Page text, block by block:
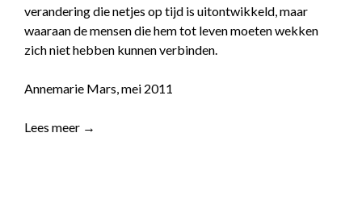
verandering die netjes op tijd is uitontwikkeld, maar
waaraan de mensen die hem tot leven moeten wekken
zich niet hebben kunnen verbinden.
Annemarie Mars, mei 2011
Lees meer →